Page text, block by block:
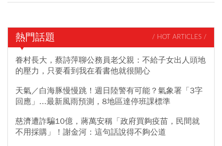
熱門話題 / HOT ARTICLES /
眷村長大，蔡詩萍聊公務員老父親：不給子女出人頭地
的壓力，只要看到我在看書他就很開心
天氣／白海豚慢慢跳！週日陸警有可能？氣象署「3字
回應」...最新風雨預測，8地區達停班課標準
慈濟遭詐騙10億，蔣萬安稱「政府買夠疫苗，民間就
不用採購」！謝金河：這句話說得不夠公道